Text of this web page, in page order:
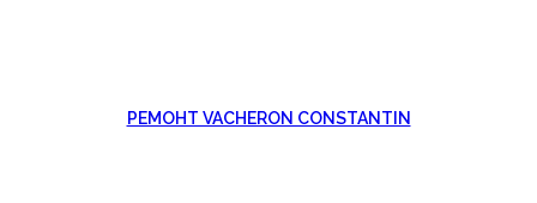
РЕМОНТ VACHERON CONSTANTIN